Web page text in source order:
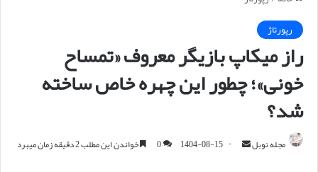
رپورتاژ
راز میکاپ بازیگر معروف «تمساح
خونی»؛ چطور این چهره خاص ساخته
شد؟
مجله نوبل 1404-08-15
0 خواندن این مطلب 2 دقیقه زمان میبرد